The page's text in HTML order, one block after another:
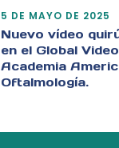
5 DE MAYO DE 2025
Nuevo vídeo
en el Global
Academia
Oftalmología.